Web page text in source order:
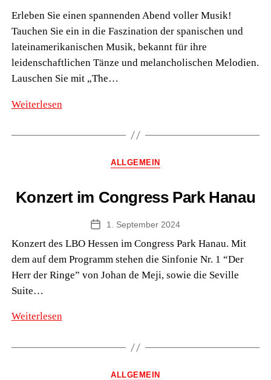
Erleben Sie einen spannenden Abend voller Musik!
Tauchen Sie ein in die Faszination der spanischen und
lateinamerikanischen Musik, bekannt für ihre
leidenschaftlichen Tänze und melancholischen Melodien.
Lauschen Sie mit „The…
WeiterlesenKonzert
Congress
Kategorien
ALLGEMEIN
Konzert im Congress Park Hanau
Veröffentlichungsdatum
1. September 2024
Konzert des LBO Hessen im Congress Park Hanau. Mit
dem auf dem Programm stehen die Sinfonie Nr. 1 “Der
Herr der Ringe” von Johan de Meji, sowie die Seville
Suite…
WeiterlesenKonzert
Congress
Kategorien
ALLGEMEIN